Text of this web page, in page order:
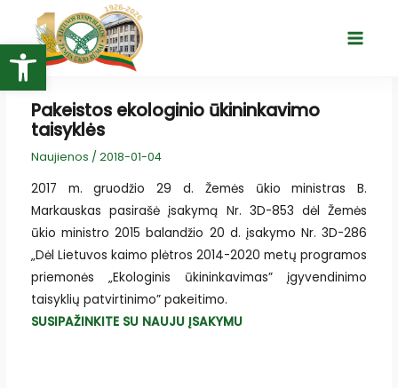
Open toolbar
turinio
Main
Pakeistos ekologinio ūkininkavimo
taisyklės
Naujienos / 2018-01-04
2017 m. gruodžio 29 d. Žemės ūkio ministras B.
Markauskas pasirašė įsakymą Nr. 3D-853 dėl Žemės
ūkio ministro 2015 balandžio 20 d. įsakymo Nr. 3D-286
„Dėl Lietuvos kaimo plėtros 2014-2020 metų programos
priemonės „Ekologinis ūkininkavimas” įgyvendinimo
taisyklių patvirtinimo” pakeitimo.
SUSIPAŽINKITE SU NAUJU ĮSAKYMU